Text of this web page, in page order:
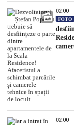
02:00
FOTO
02:00